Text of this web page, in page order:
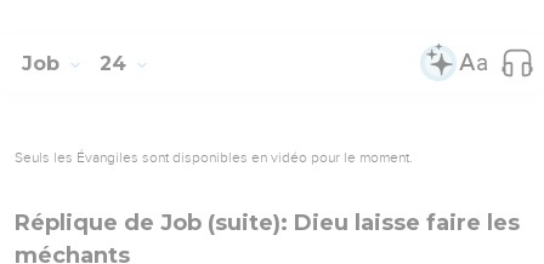
Job 24
Seuls les Évangiles sont disponibles en vidéo pour le moment.
Réplique de Job (suite): Dieu laisse faire les
méchants